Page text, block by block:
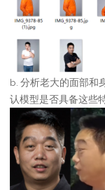
b. 分析老大的面部和
认模型是否具备这些